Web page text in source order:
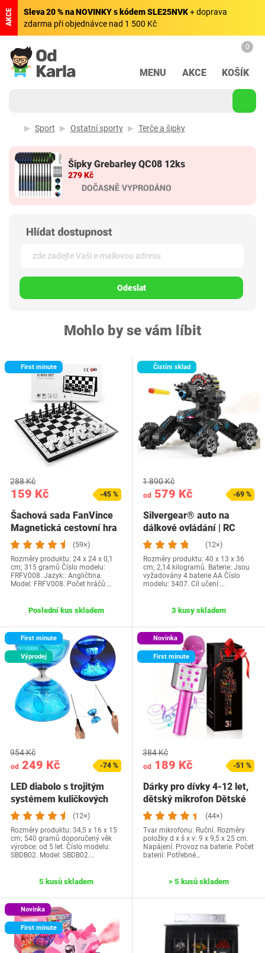
AKCE Sleva 20 % na NOVINKY s kódem SLE25NVK+ doprava
zdarma při objednávce nad 1 500 Kč
MENU AKCE
0
KOŠÍK
Sport Ostatní sporty Terče a šipky
Šipky Grebarley QC08 12ks
279 Kč
Odeslat
Mohlo by se vám líbit
First minute
159 Kč
288 Kč
-45 %
Šachová sada FanVince
Magnetická cestovní hra
Vysoce…
(59×)
Rozměry produktu: 24 x 24 x 0,1
cm; 315 gramů Číslo modelu:
FRFV008. Jazyk:: Angličtina.
Model: FRFV008. Počet hráčů:…
Poslední kus skladem
Čistím sklad
od 579 Kč
1 890 Kč
-69 %
Silvergear® auto na
dálkové ovládání | RC
cisternové auto +…
(12×)
Rozměry produktu: 40 x 13 x 36
cm; 2,14 kilogramů. Baterie: Jsou
vyžadovány 4 baterie AA Číslo
modelu: 3407. Cíl učení:…
3 kusy skladem
First minute
Výprodej
od 249 Kč
954 Kč
-74 %
LED diabolo s trojitým
systémem kuličkových
ložisek -…
(12×)
Rozměry produktu: 34,5 x 16 x 15
cm; 540 gramů doporučený věk
výrobce: od 5 let. Číslo modelu:
SBDB02. Model: SBDB02.…
5 kusů skladem
Novinka
First minute
od 189 Kč
384 Kč
-51 %
Dárky pro dívky 4-12 let,
dětský mikrofon Dětské
hračky od…
(44×)
Tvar mikrofonu: Ruční. Rozměry
položky d x š x v: 9 x 9,5 x 25 cm.
Napájení: Provoz na baterie. Počet
baterií: Potřebné…
> 5 kusů skladem
Novinka
First minute